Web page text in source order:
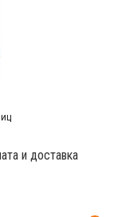
и доставка